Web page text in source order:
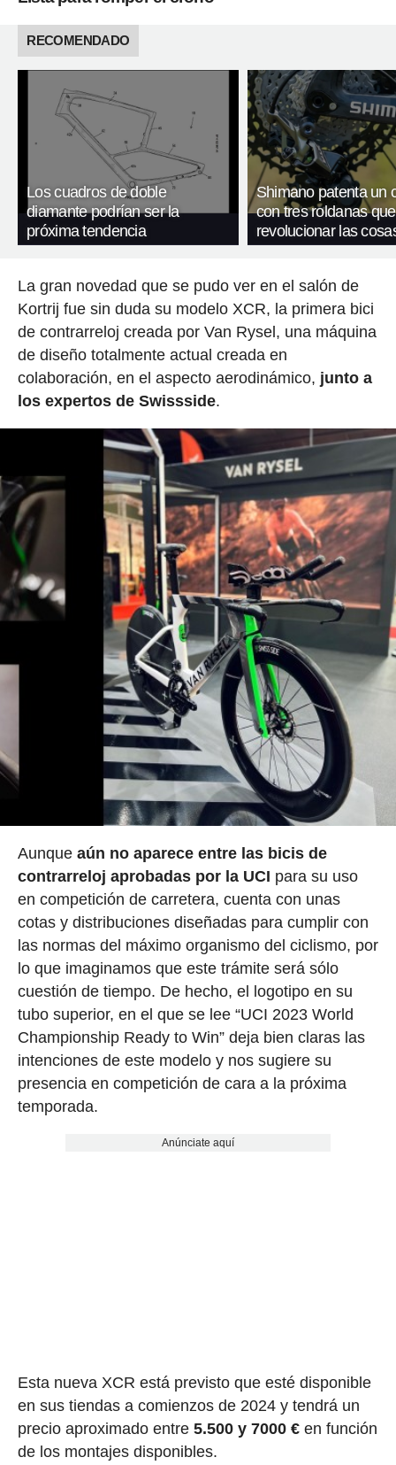
RECOMENDADO
Los cuadros de doble
diamante podrían ser la
próxima tendencia
Shimano patenta un
con tres roldanas
revolucionar las
La gran novedad que se pudo ver en el salón de
Kortrij fue sin duda su modelo XCR, la primera bici
de contrarreloj creada por Van Rysel, una máquina
de diseño totalmente actual creada en
colaboración, en el aspecto aerodinámico, junto a
los expertos de Swissside.
Aunque aún no aparece entre las bicis de
contrarreloj aprobadas por la UCI para su uso
en competición de carretera, cuenta con unas
cotas y distribuciones diseñadas para cumplir con
las normas del máximo organismo del ciclismo, por
lo que imaginamos que este trámite será sólo
cuestión de tiempo. De hecho, el logotipo en su
tubo superior, en el que se lee “UCI 2023 World
Championship Ready to Win” deja bien claras las
intenciones de este modelo y nos sugiere su
presencia en competición de cara a la próxima
temporada.
Anúnciate aquí
Esta nueva XCR está previsto que esté disponible
en sus tiendas a comienzos de 2024 y tendrá un
precio aproximado entre 5.500 y 7000 €en función
de los montajes disponibles.